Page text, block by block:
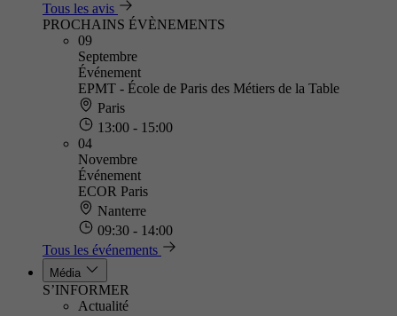
Tous les avis
PROCHAINS ÉVÈNEMENTS
09
Septembre
Événement
EPMT - École de Paris des Métiers de la Table
Paris
13:00 - 15:00
04
Novembre
Événement
ECOR Paris
Nanterre
09:30 - 14:00
Tous les événements
Média
S’INFORMER
Actualité